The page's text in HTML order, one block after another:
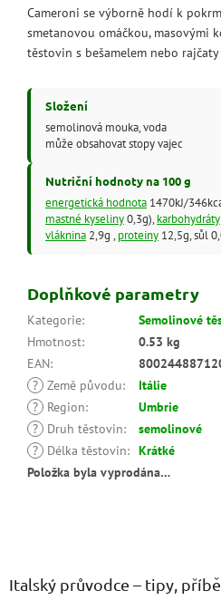
Cameroni se výborně hodí k
smetanovou omáčkou, masovými
těstovin s bešamelem nebo rajčaty
Složení
semolinová mouka, voda
může obsahovat stopy vajec
Nutriční hodnoty na 100 g
energetická hodnota1470kJ/
mastné kyseliny0,3g), karbohydráty
vláknina2,9g , proteiny12,5g, sůl
Doplňkové parametry
Kategorie:
Semolinové
Hmotnost:
0.53 kg
EAN:
? Země původu:
Itálie
?
Region:
Umbrie
?
Druh těstovin:
semolinové
?
Délka těstovin: Krátké
Položka byla vyprodána…
Italský průvodce – tipy,